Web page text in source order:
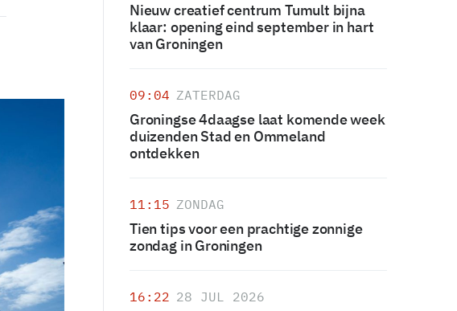
Nieuw creatief centrum Tumult bijna
klaar: opening eind september in hart
van Groningen
09:04 ZATERDAG
Groningse 4daagse laat komende week
duizenden Stad en Ommeland
ontdekken
11:15 ZONDAG
Tien tips voor een prachtige zonnige
zondag in Groningen
16:22 28 JUL 2026